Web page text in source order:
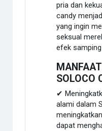
pria dan
candy
yang ingin
seksual
efek
SOLOCO
✔
alami dalam
dapat